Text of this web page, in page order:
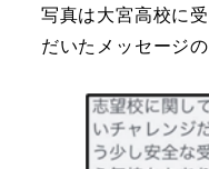
写真は大宮高校に
だいたメッセージの